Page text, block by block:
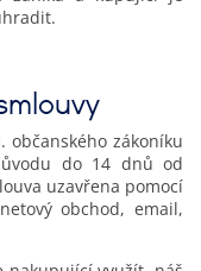
zákoníku
do 14 dnů od
uzavřena pomocí
obchod, email,